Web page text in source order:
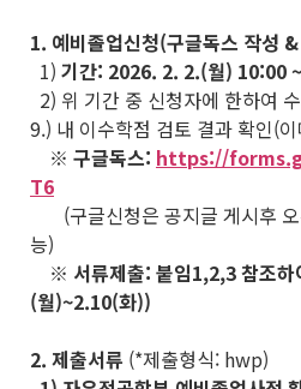
1. 예비졸업신청(구글독스 작성
1) 기간: 2026. 2. 2.(월) 10:00
2) 위 기간 중 신청자에 한하여
9.) 내 이수학점 검토 결과 확인(
※ 구글독스: https://
T6
(구글신청은 공지글 게시후
능)
※ 서류제출: 붙임1,2,3 참조
(월)~2.10(화))
2. 제출서류 (*제출형식: hwp)